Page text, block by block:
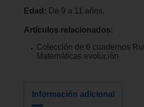
Edad: De 9 a 11 años.
Artículos relacionados:
Colección de 6 cuadernos
Matemáticas evolución
Información adicional